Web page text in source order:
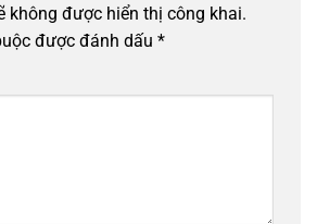
không được hiển thị công khai.
được đánh dấu *